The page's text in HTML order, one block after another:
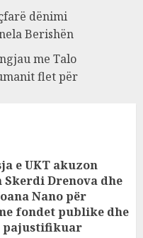
dënimi
Berishën
me Talo
flet për
e UKT akuzon
Drenova dhe
Nano për
fondet publike dhe
pajustifikuar